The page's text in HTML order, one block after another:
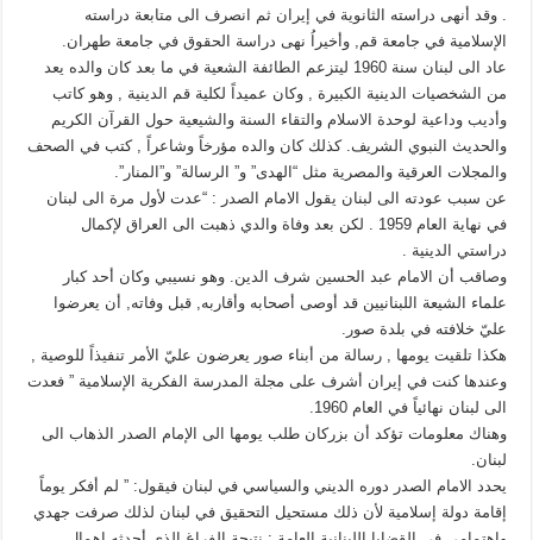
. وقد أنهى دراسته الثانوية في إيران ثم انصرف الى متابعة دراسته
الإسلامية في جامعة قم, وأخيراُ نهى دراسة الحقوق في جامعة طهران.
عاد الى لبنان سنة 1960 ليتزعم الطائفة الشعية في ما بعد كان والده يعد
من الشخصيات الدينية الكبيرة , وكان عميداً لكلية قم الدينية , وهو كاتب
وأديب وداعية لوحدة الاسلام والتقاء السنة والشيعية حول القرآن الكريم
والحديث النبوي الشريف. كذلك كان والده مؤرخاً وشاعراً , كتب في الصحف
والمجلات العرقية والمصرية مثل “الهدى” و” الرسالة” و”المنار”.
عن سبب عودته الى لبنان يقول الامام الصدر : “عدت لأول مرة الى لبنان
في نهاية العام 1959 . لكن بعد وفاة والدي ذهبت الى العراق لإكمال
دراستي الدينية .
وصاقب أن الامام عبد الحسين شرف الدين. وهو نسيبي وكان أحد كبار
علماء الشيعة اللبنانيين قد أوصى أصحابه وأقاربه, قبل وفاته, أن يعرضوا
عليّ خلافته في بلدة صور.
هكذا تلقيت يومها , رسالة من أبناء صور يعرضون عليّ الأمر تنفيذاً للوصية ,
وعندها كنت في إيران أشرف على مجلة المدرسة الفكرية الإسلامية ” فعدت
الى لبنان نهائياً في العام 1960.
وهناك معلومات تؤكد أن بزركان طلب يومها الى الإمام الصدر الذهاب الى
لبنان.
يحدد الامام الصدر دوره الديني والسياسي في لبنان فيقول: ” لم أفكر يوماً
إقامة دولة إسلامية لأن ذلك مستحيل التحقيق في لبنان لذلك صرفت جهدي